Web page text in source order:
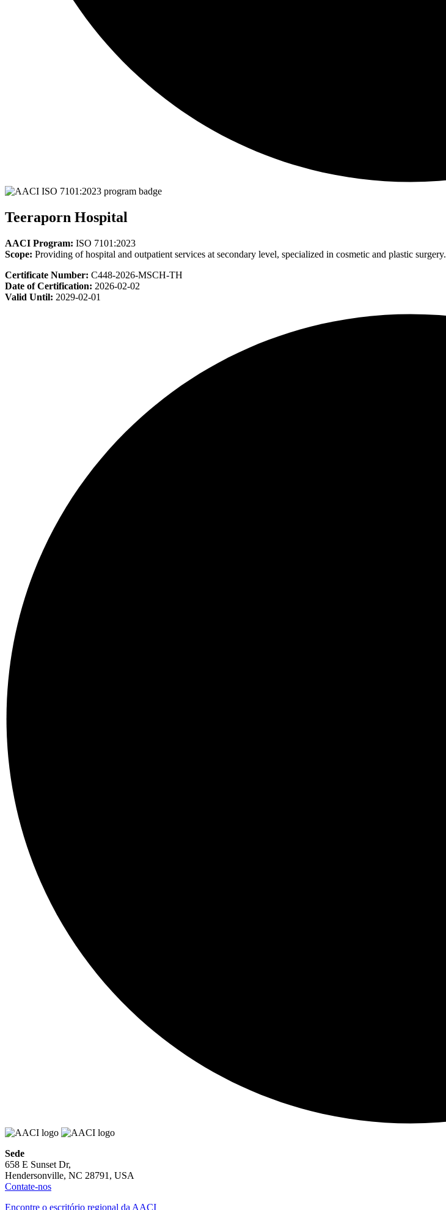
Teeraporn Hospital
AACI Program: ISO 7101:2023
Scope: Providing of hospital and outpatient services at secondary level, specialized in cosmetic and plastic surgery.
Certificate Number: C448-2026-MSCH-TH
Date of Certification: 2026-02-02
Valid Until: 2029-02-01
Sede
658 E Sunset Dr,
Hendersonville, NC 28791, USA
Contate-nos
Encontre o escritório regional da AACI